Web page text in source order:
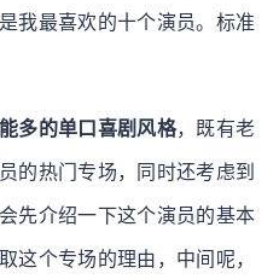
我最喜欢的十个演员。标准
多的单口喜剧风格，既有老
的热门专场，同时还考虑到
先介绍一下这个演员的基本
这个专场的理由，中间呢，